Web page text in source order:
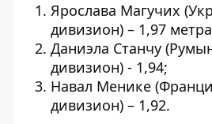
Ярослава Магучих
дивизион) – 1,97
Даниэла Станчу
дивизион) - 1,94;
Навал Менике
дивизион) – 1,92.